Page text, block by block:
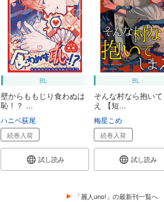
BL
壁からももじり食わぬは
恥！？ ...
ハニベ荻尾
続巻入荷
試し読み
BL
そんな村なら抱い
え 【短...
梅星こめ
続巻入荷
試し読み
「麗人uno!」の最新刊一覧へ